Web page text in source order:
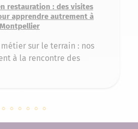
restauration : des visites
apprendre autrement à
sur le terrain : nos
à la rencontre des
Slide 142955 sur 6
Slide 142038 sur 6
Slide 141362 sur 6
Slide 140077 sur 6
Slide 138968 sur 6
Slide 137817 sur 6